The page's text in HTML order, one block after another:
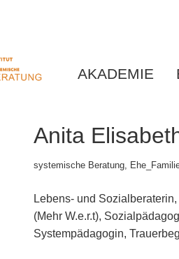
AKADEMIE
Anita
systemische Beratung,
Lebens- und
(Mehr W.e.r.t),
Systempädagogin,